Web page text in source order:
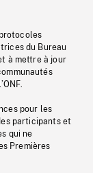
du Bureau
à mettre à jour
pour les
participants et
qui ne
Premières